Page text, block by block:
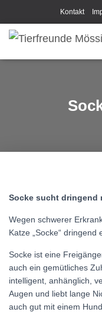
Kontakt
Socke sucht dringend
Wegen schwerer
Katze „Socke“ dringend
Socke ist eine
auch ein gemütliches
intelligent, anhänglich,
Augen und liebt lange
auch gut mit einem